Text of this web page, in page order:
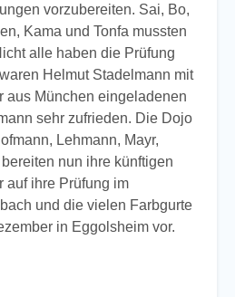
vorzubereiten. Sai, Bo,
Kama und Tonfa mussten
alle haben die Prüfung
Helmut Stadelmann mit
aus München eingeladenen
sehr zufrieden. Die Dojo
Lehmann, Mayr,
nun ihre künftigen
auf ihre Prüfung im
und die vielen Farbgurte
in Eggolsheim vor.